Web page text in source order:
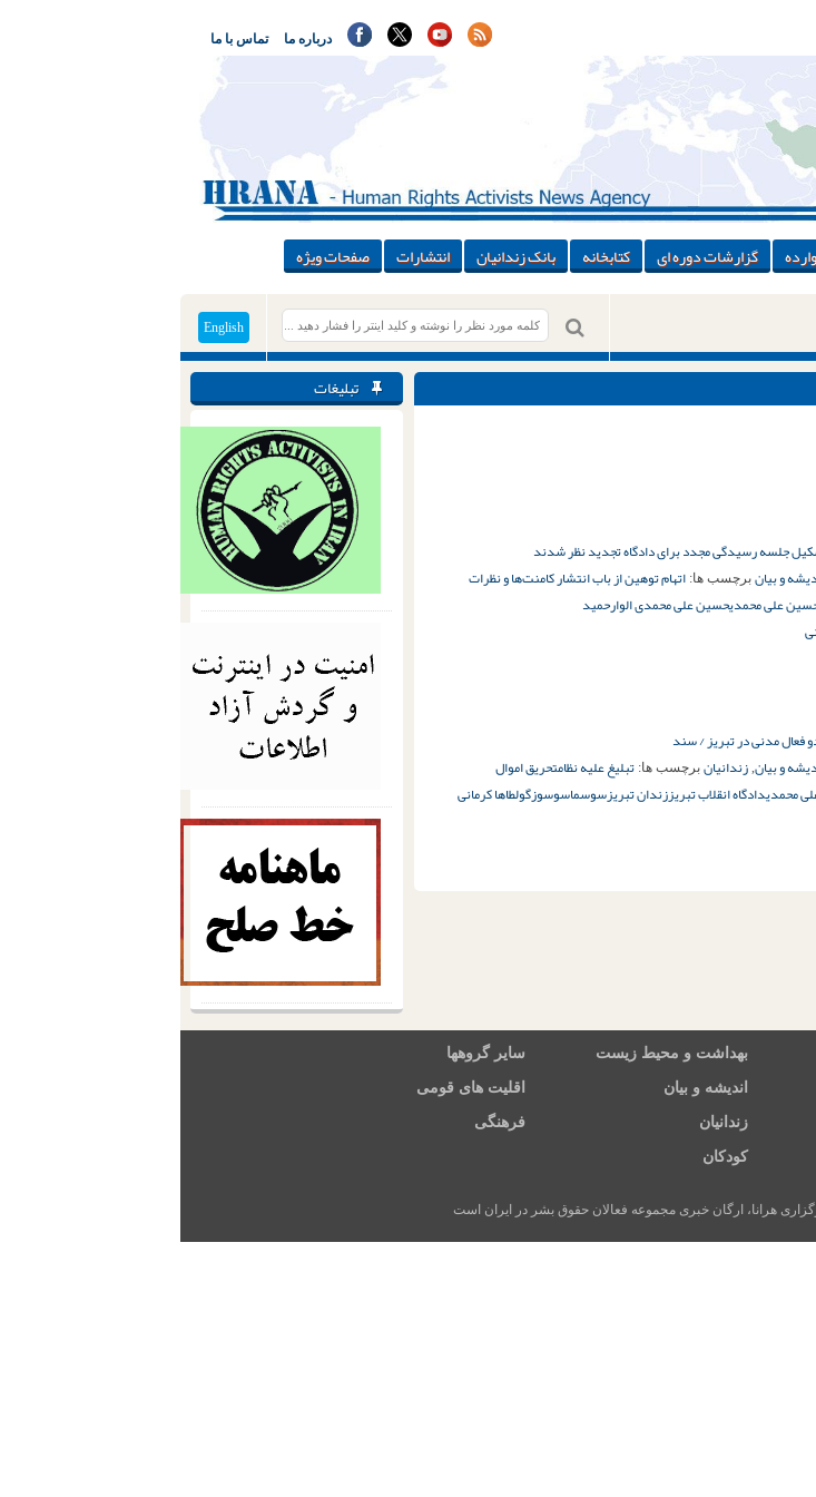
تماس با ما درباره ما
گزارشات دوره ای کتابخانه بانک زندانیان انتشارات صفحات ویژه
English
تبلیغات
جلسه رسیدگی مجدد برای دادگاه تجدید نظر شدند
و بیان برچسب ها: اتهام توهین از باب انتشار کامنت‌ها و نظرات
علی محمدیحسین علی محمدی الوارحمید
فعال مدنی در تبریز / سند
و بیان, زندانیان برچسب ها: تبلیغ علیه نظامتحریق اموال
محمدیدادگاه انقلاب تبریززندان تبریزسوسماسوسوزگولطاها کرمانی
بهداشت و محیط زیست سایر گروهها
اندیشه و بیان اقلیت های قومی
زندانیان فرهنگی
کودکان